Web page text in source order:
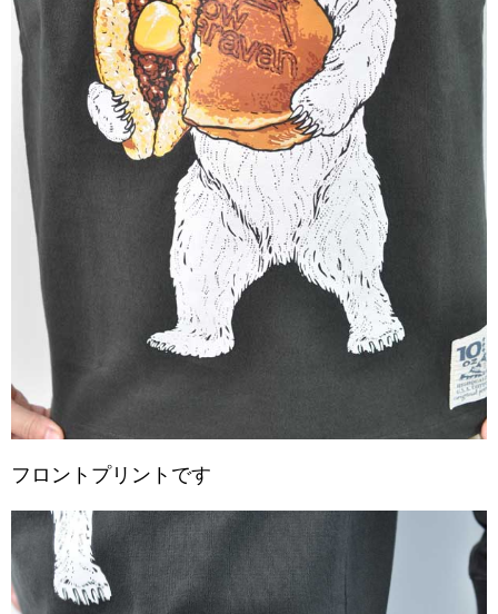
フロントプリントです